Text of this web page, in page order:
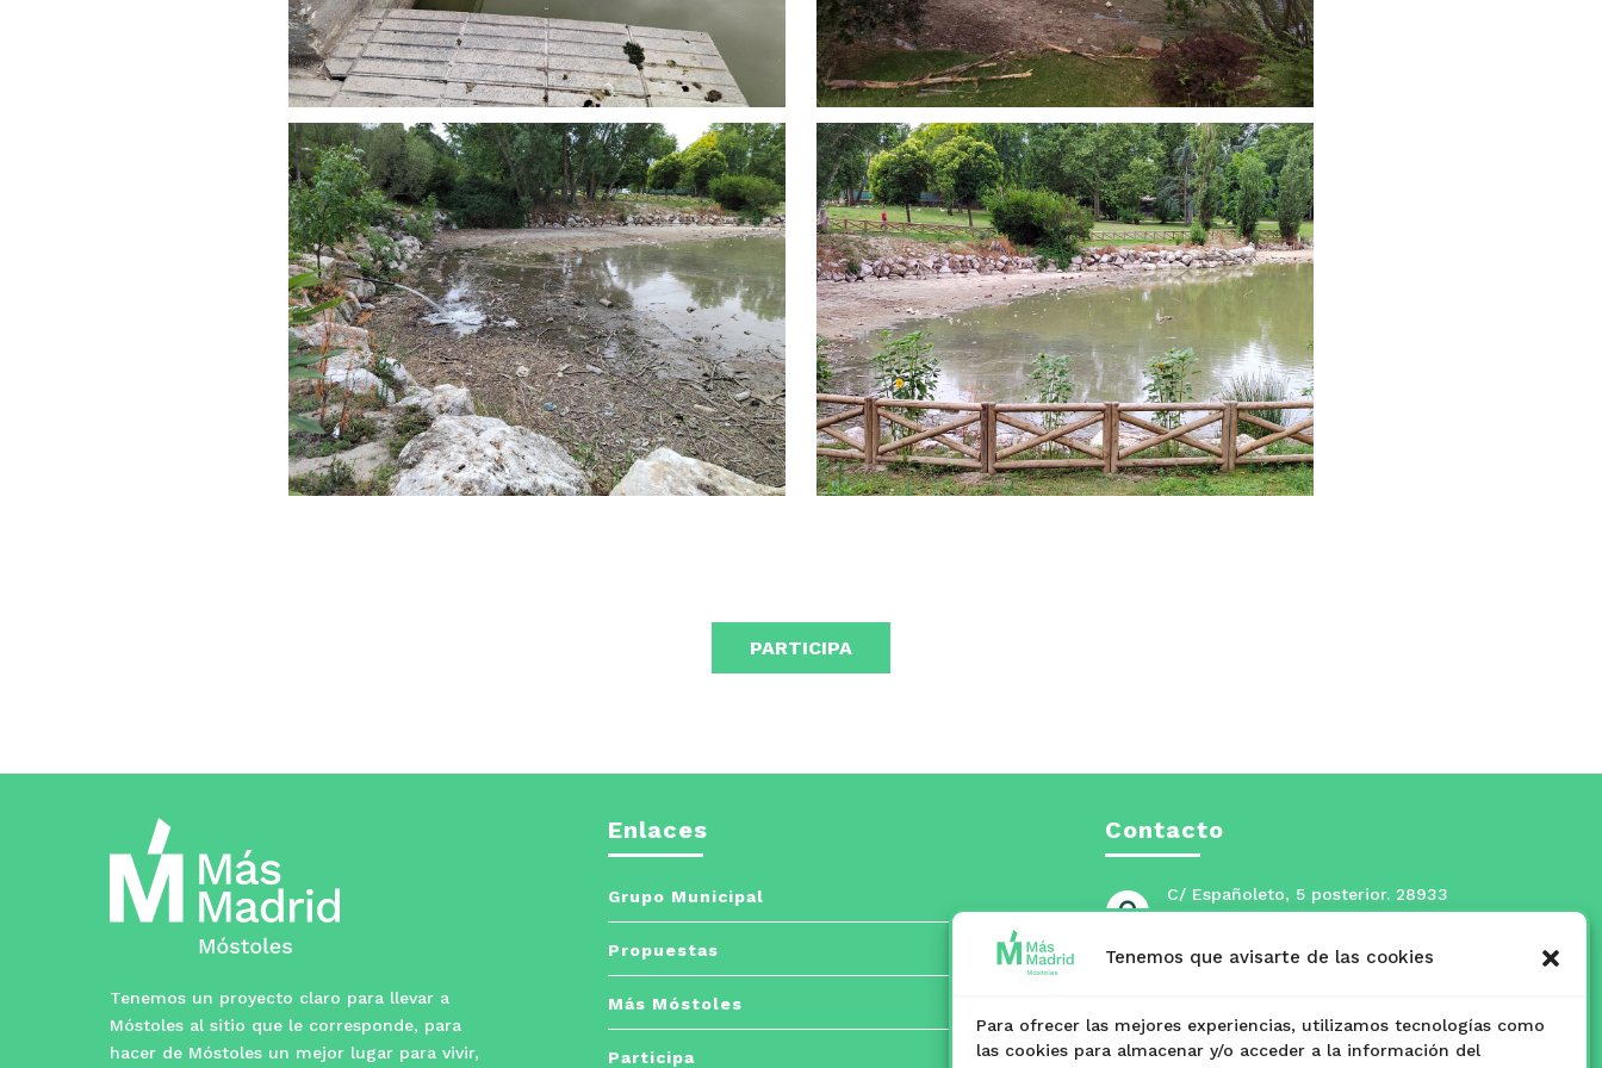
Tenemos que avisarte de las cookies
Para ofrecer las mejores experiencias, utilizamos tecnologías como
las cookies para almacenar y/o acceder a la información del
PARTICIPA
Tenemos un proyecto claro para llevar a
Móstoles al sitio que le corresponde, para
hacer de Móstoles un mejor lugar para vivir,
Enlaces
Grupo Municipal
Propuestas
Más Móstoles
Participa
Contacto

C/ Españoleto, 5 posterior. 28933
masmadridmostoles@mostoles.es
 www.masmadridmostoles.org